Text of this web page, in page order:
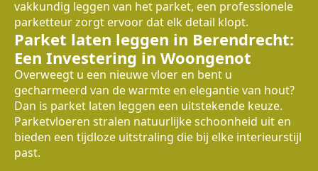
vakkundig leggen van het parket, een professionele
parketteur zorgt ervoor dat elk detail klopt.
Parket laten leggen in Berendrecht:
Een Investering in Woongenot
Overweegt u een nieuwe vloer en bent u
gecharmeerd van de warmte en elegantie van hout?
Dan is parket laten leggen een uitstekende keuze.
Parketvloeren stralen natuurlijke schoonheid uit en
bieden een tijdloze uitstraling die bij elke interieurstijl
past.